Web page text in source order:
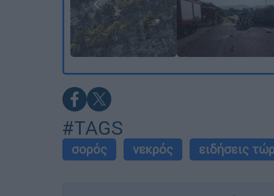
#TAGS
σορός νεκρός ειδήσεις